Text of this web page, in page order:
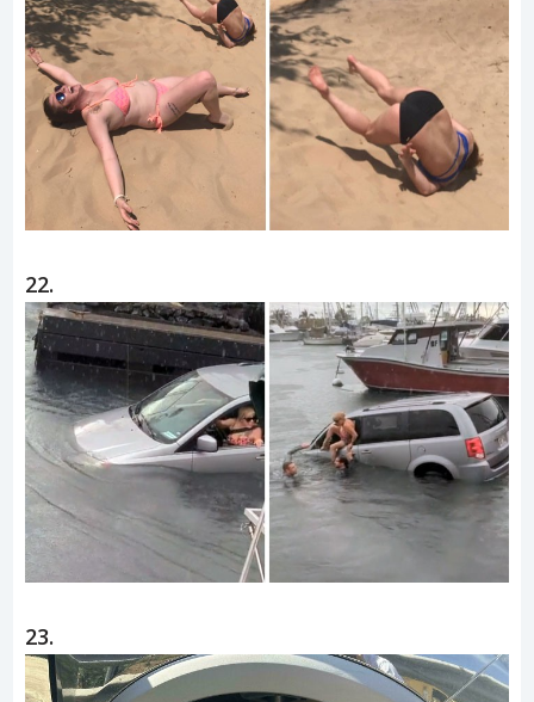
22.
23.